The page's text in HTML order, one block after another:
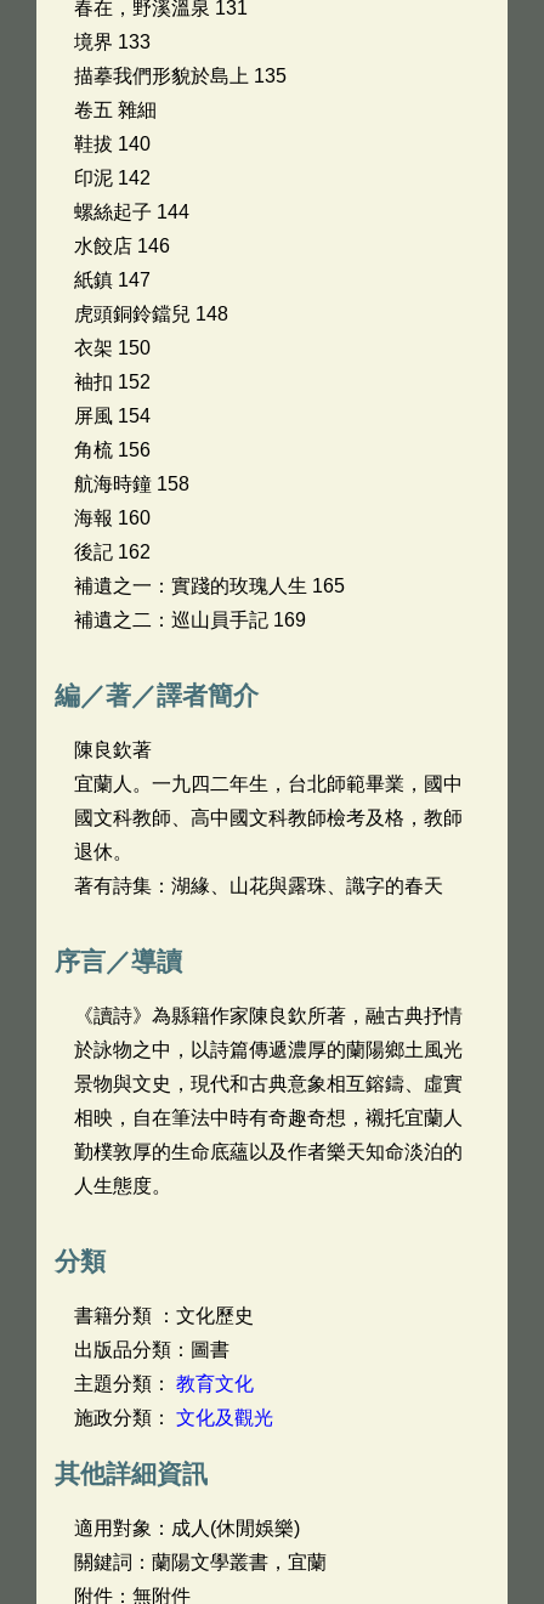
春在，野溪溫泉 131
境界 133
描摹我們形貌於島上 135
卷五 雜細
鞋拔 140
印泥 142
螺絲起子 144
水餃店 146
紙鎮 147
虎頭銅鈴鐺兒 148
衣架 150
袖扣 152
屏風 154
角梳 156
航海時鐘 158
海報 160
後記 162
補遺之一：實踐的玫瑰人生 165
補遺之二：巡山員手記 169
編／著／譯者簡介
陳良欽著
宜蘭人。一九四二年生，台北師範畢業，國中
國文科教師、高中國文科教師檢考及格，教師
退休。
著有詩集：湖緣、山花與露珠、識字的春天
序言／導讀
《讀詩》為縣籍作家陳良欽所著，融古典抒情
於詠物之中，以詩篇傳遞濃厚的蘭陽鄉土風光
景物與文史，現代和古典意象相互鎔鑄、虛實
相映，自在筆法中時有奇趣奇想，襯托宜蘭人
勤樸敦厚的生命底蘊以及作者樂天知命淡泊的
人生態度。
分類
書籍分類 ：文化歷史
出版品分類：圖書
主題分類： 教育文化
施政分類： 文化及觀光
其他詳細資訊
適用對象：成人(休閒娛樂)
關鍵詞：蘭陽文學叢書，宜蘭
附件：無附件